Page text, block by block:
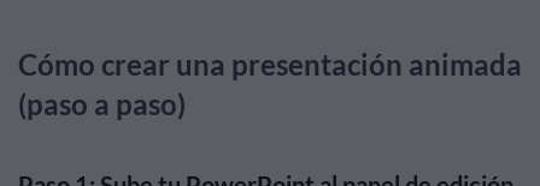
Cómo crear una presentación animada
(paso a paso)